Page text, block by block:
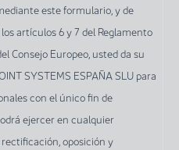
este formulario, y de
artículos 6 y 7 del Reglamento
Consejo Europeo, usted da su
SYSTEMS ESPAÑA SLU para
con el único fin de
ejercer en cualquier
oposición y